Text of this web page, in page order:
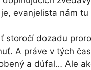
evanjelista nám
storočí dozadu
A práve v tých
a dúfal… Ale